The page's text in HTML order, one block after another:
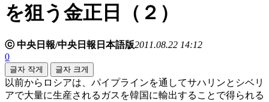
を狙う金正日（２）
ⓒ 中央日報/中央日報日本語版2011.08.22 14:12
0
글자 작게 글자 크게
以前からロシアは、パイプラインを通してサハリンとシベリ
アで大量に生産されるガスを韓国に輸出することで得られる